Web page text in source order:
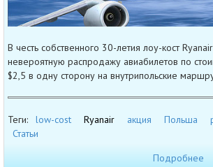
В честь собственного 30-летия лоу-кост
невероятную распродажу авиабилетов по
$2,5 в одну сторону на внутрипольские
Теги: low-cost Ryanair акция Польша
Статьи
Подробнее